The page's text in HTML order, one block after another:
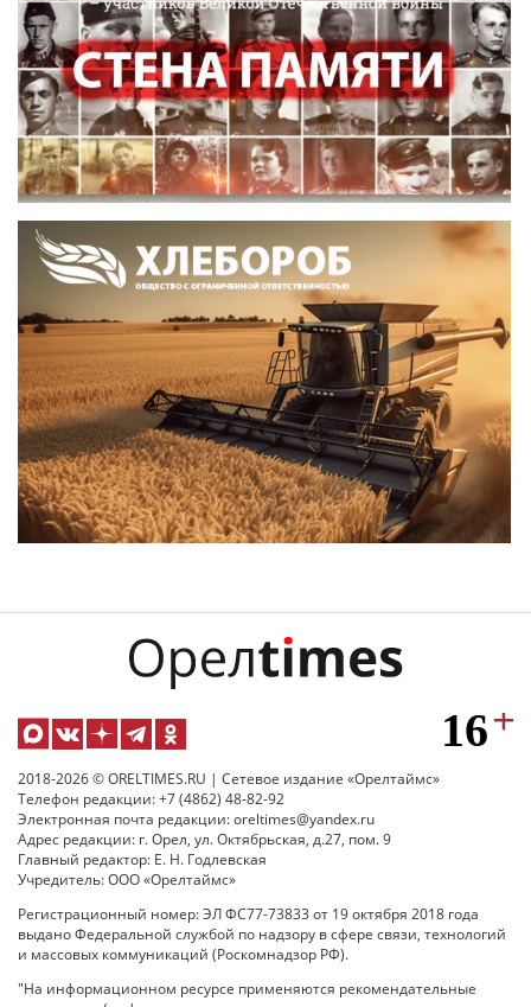
2018-2026 © ORELTIMES.RU | Сетевое издание «Орелтаймс»
Телефон редакции: +7 (4862) 48-82-92
Электронная почта редакции: oreltimes@yandex.ru
Адрес редакции: г. Орел, ул. Октябрьская, д.27, пом. 9
Главный редактор: Е. Н. Годлевская
Учредитель: ООО «Орелтаймс»
Регистрационный номер: ЭЛ ФС77-73833 от 19 октября 2018 года
выдано Федеральной службой по надзору в сфере связи, технологий
и массовых коммуникаций (Роскомнадзор РФ).
"На информационном ресурсе применяются рекомендательные